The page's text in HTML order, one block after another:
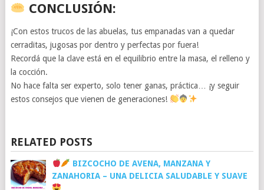
CONCLUSIÓN:
¡Con estos trucos de las abuelas, tus empanadas van a quedar
cerraditas, jugosas por dentro y perfectas por fuera!
Recordá que la clave está en el equilibrio entre la masa, el relleno y
la cocción.
No hace falta ser experto, solo tener ganas, práctica… ¡y seguir
estos consejos que vienen de generaciones!
RELATED POSTS
BIZCOCHO DE AVENA, MANZANA Y
ZANAHORIA – UNA DELICIA SALUDABLE Y SUAVE